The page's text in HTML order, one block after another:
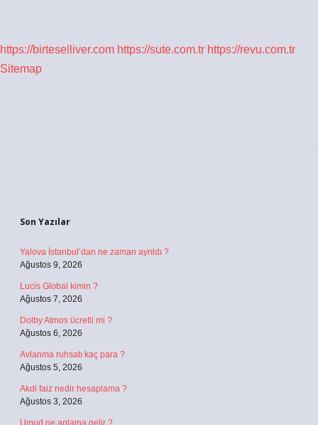
https://birteselliver.com https://sute.com.tr https://revu.com.tr
Sitemap
Son Yazılar
Yalova İstanbul’dan ne zaman ayrıldı ?
Ağustos 9, 2026
Lucis Global kimin ?
Ağustos 7, 2026
Dolby Atmos ücretli mi ?
Ağustos 6, 2026
Avlanma ruhsatı kaç para ?
Ağustos 5, 2026
Akdi faiz nedir hesaplama ?
Ağustos 3, 2026
Umud ne anlama gelir ?